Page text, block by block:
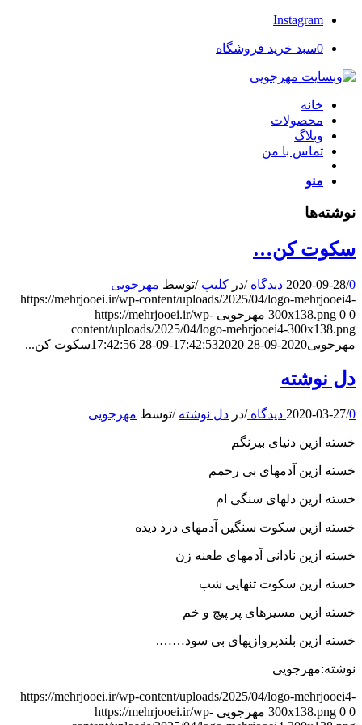
Instagram
0سبد خرید فروشگاه
خانه
محصولات
وبلاگ
تماس با من
منو
نوشته‌ها
سکوت کن…
2020-09-28/0 دیدگاه /در کلیپ /توسط مهرجویی
https://mehrjooei.ir/wp-content/uploads/2025/04/logo-mehrjooei4-
300x138.png 0 0 مهرجویی https://mehrjooei.ir/wp-
content/uploads/2025/04/logo-mehrjooei4-300x138.png
مهرجویی2020-09-28 17:42:53
2020-09-28 17:42:56 سکوت کن...
دل نوشته
2020-03-27/0 دیدگاه /در دل نوشته /توسط مهرجویی
خسته ازین دنیای بیرنگم
خسته ازین آدمهای بی رحمم
خسته ازین دلهای سنگی ام
خسته ازین سکوت سنگین آدمهای درد دیده
خسته ازین نادانی آدمهای طعنه زن
خسته ازین سکوت تنهایی شب
خسته ازین مسیرهای پر پیچ و خم
خسته ازین بلندپروازیهای بی سود…….
نوشته:مهرجویی
https://mehrjooei.ir/wp-content/uploads/2025/04/logo-mehrjooei4-
300x138.png 0 0 مهرجویی https://mehrjooei.ir/wp-